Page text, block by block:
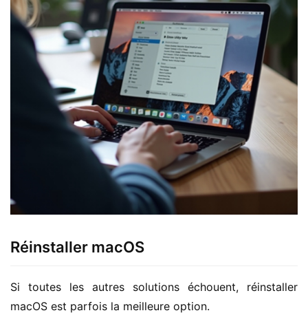
Réinstaller macOS
Si toutes les autres solutions échouent, réinstaller
macOS est parfois la meilleure option.